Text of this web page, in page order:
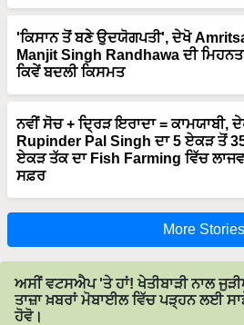
'ਕਿਸਾਨ ਤੋਂ ਬਣੇ ਉਦਯੋਗਪਤੀ', ਦੇਖੋ
Manjit Singh Randhawa ਦੀ ਮਿਹਨਤ
ਕਿਵੇਂ ਬਦਲੀ ਕਿਸਮਤ
ਨਵੀਂ ਸੋਚ + ਦ੍ਰਿੜ ਇਰਾਦਾ = ਕਾਮਯਾਬੀ,
Rupinder Pal Singh ਦਾ 5 ਏਕੜ ਤੋਂ
ਏਕੜ ਤੱਕ ਦਾ Fish Farming ਵਿੱਚ
ਸਫ਼ਰ
More Stories
ਤਾਜ਼ਾ ਖ਼ਬਰਾਂ ਮੋਬਾਈਲ ਵਿੱਚ ਪੜ੍ਹਨ ਲਈ
ਹੋਵੋ।